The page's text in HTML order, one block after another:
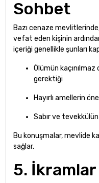
Sohbet
Bazı cenaze
vefat eden kişinin
içeriği genellikle şunları
Ölümün kaçınılmaz
gerektiği
Hayırlı amellerin
Sabır ve
Bu konuşmalar, mevlide
sağlar.
5.